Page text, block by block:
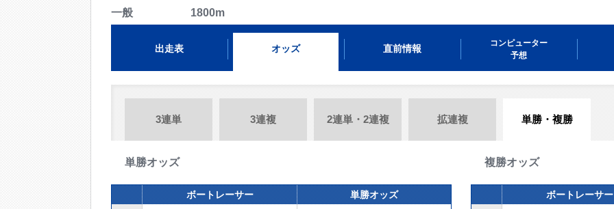
一般 1800m
出走表 オッズ 直前情報
コンピューター
予想
3連単 3連複 2連単・2連複 拡連複 単勝・複勝
単勝オッズ
ボートレーサー 単勝オッズ
複勝オッズ
ボートレーサー